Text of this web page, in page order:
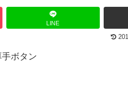
LINE
ボタン